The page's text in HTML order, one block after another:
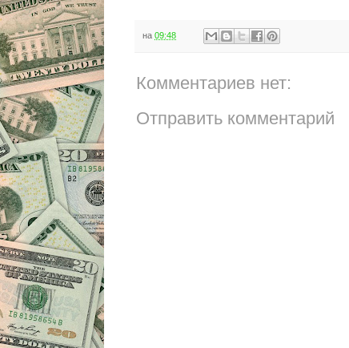
на 09:48
Комментариев нет:
Отправить комментарий